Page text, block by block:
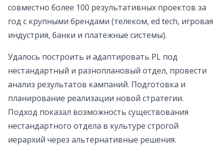
совместно более 100 результативных проектов за
год с крупными брендами (телеком, ed tech, игровая
индустрия, банки и платежные системы).
Удалось построить и адаптировать PL под
нестандартный и разноплановый отдел, провести
анализ результатов кампаний. Подготовка и
планирование реализации новой стратегии.
Подход показал возможность существования
нестандартного отдела в культуре строгой
иерархий через альтернативные решения.